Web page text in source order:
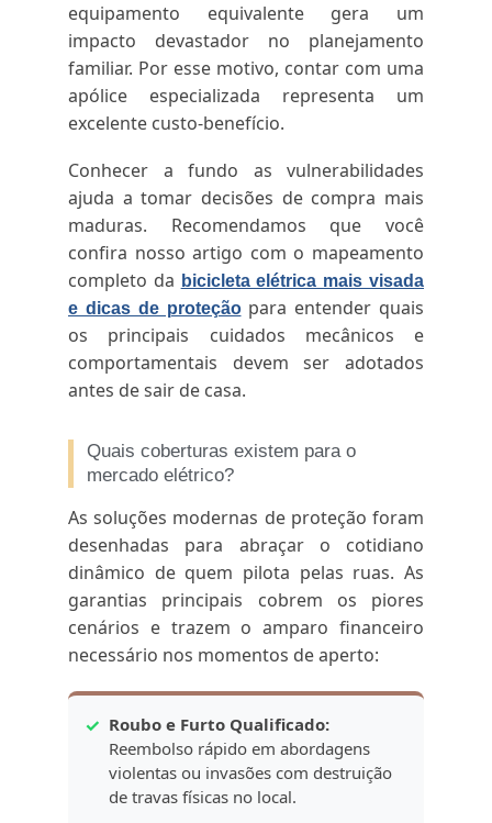
equipamento equivalente gera um
impacto devastador no planejamento
familiar. Por esse motivo, contar com uma
apólice especializada representa um
excelente custo-benefício.
Conhecer a fundo as vulnerabilidades
ajuda a tomar decisões de compra mais
maduras. Recomendamos que você
confira nosso artigo com o mapeamento
completo da bicicleta elétrica mais visada
e dicas de proteçãopara entender quais
os principais cuidados mecânicos e
comportamentais devem ser adotados
antes de sair de casa.
Quais coberturas existem para o
mercado elétrico?
As soluções modernas de proteção foram
desenhadas para abraçar o cotidiano
dinâmico de quem pilota pelas ruas. As
garantias principais cobrem os piores
cenários e trazem o amparo financeiro
necessário nos momentos de aperto:
✓ Roubo e Furto Qualificado:
Reembolso rápido em abordagens
violentas ou invasões com destruição
de travas físicas no local.